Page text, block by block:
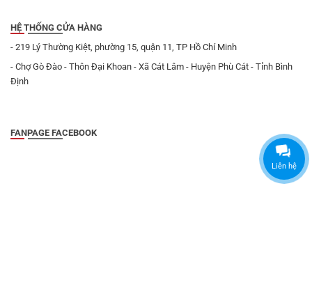
HỆ THỐNG CỬA HÀNG
- 219 Lý Thường Kiệt, phường 15, quận 11, TP Hồ Chí Minh
- Chợ Gò Đào - Thôn Đại Khoan - Xã Cát Lâm - Huyện Phù Cát - Tỉnh Bình
Định
FANPAGE FACEBOOK
Liên hệ